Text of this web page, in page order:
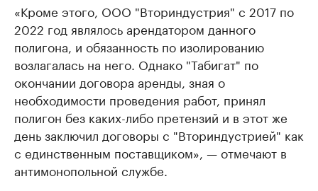
«Кроме этого, ООО "Вториндустрия" с 2017 по
2022 год являлось арендатором данного
полигона, и обязанность по изолированию
возлагалась на него. Однако "Табигат" по
окончании договора аренды, зная о
необходимости проведения работ, принял
полигон без каких-либо претензий и в этот же
день заключил договоры с "Вториндустрией" как
с единственным поставщиком», — отмечают в
антимонопольной службе.